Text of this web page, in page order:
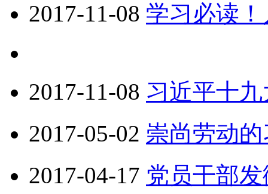
2017-11-08 学习必读
2017-11-08 习近平十
2017-05-02 崇尚劳动
2017-04-17 党员干部